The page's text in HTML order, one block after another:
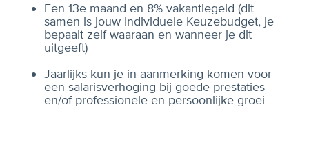
Een 13e maand en 8% vakantiegeld (dit
samen is jouw Individuele Keuzebudget, je
bepaalt zelf waaraan en wanneer je dit
uitgeeft)
Jaarlijks kun je in aanmerking komen voor
een salarisverhoging bij goede prestaties
en/of professionele en persoonlijke groei